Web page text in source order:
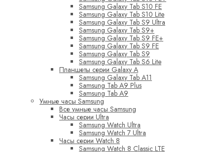
Samsung Galaxy Tab S10 FE
Samsung Galaxy Tab S10 Lite
Samsung Galaxy Tab S9 Ultra
Samsung Galaxy Tab S9+
Samsung Galaxy Tab S9 FE+
Samsung Galaxy Tab S9 FE
Samsung Galaxy Tab S9
Samsung Galaxy Tab S6 Lite
Планшеты серии Galaxy A
Samsung Galaxy Tab A11
Samsung Tab A9 Plus
Samsung Tab A9
Умные часы Samsung
Все умные часы Samsung
Часы серии Ultra
Samsung Watch Ultra
Samsung Watch 7 Ultra
Часы серии Watch 8
Samsung Watch 8 Classic LTE